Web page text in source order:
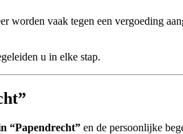
worden vaak tegen een vergoeding
u in elke stap.
“Papendrecht” en de persoonlijke